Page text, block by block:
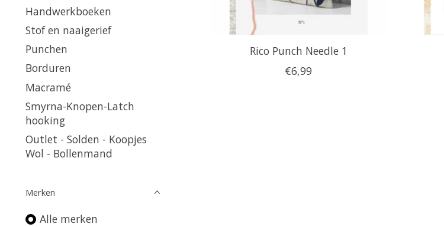
Handwerkboeken
Stof en naaigerief
Punchen
Borduren
Macramé
Smyrna-Knopen-Latch
hooking
Outlet - Solden - Koopjes
Wol - Bollenmand
Merken
Alle merken
Rico Punch Needle 1
€6,99